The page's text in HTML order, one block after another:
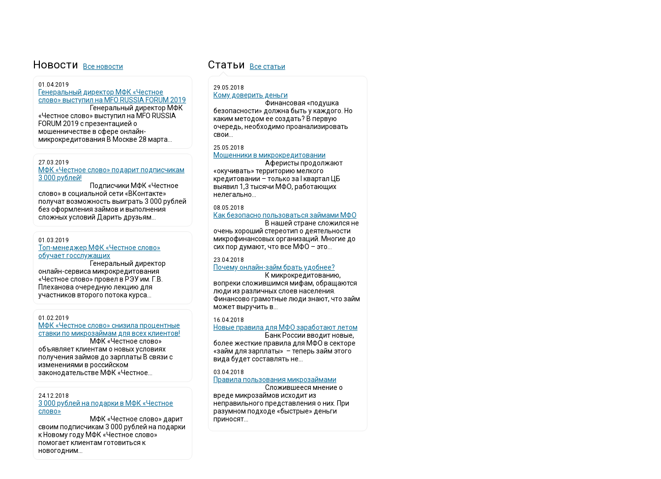
Новости Все новости
01.04.2019
Генеральный директор МФК «Честное
слово» выступил на MFO RUSSIA FORUM 2019
Генеральный директор МФК
«Честное слово» выступил на MFO RUSSIA
FORUM 2019 с презентацией о
мошенничестве в сфере онлайн-
микрокредитования В Москве 28 марта...
27.03.2019
МФК «Честное слово» подарит подписчикам
3 000 рублей!
Подписчики МФК «Честное
слово» в социальной сети «ВКонтакте»
получат возможность выиграть 3 000 рублей
без оформления займов и выполнения
сложных условий Дарить друзьям...
01.03.2019
Топ-менеджер МФК «Честное слово»
обучает госслужащих
Генеральный директор
онлайн-сервиса микрокредитования
«Честное слово» провел в РЭУ им. Г.В.
Плеханова очередную лекцию для
участников второго потока курса...
01.02.2019
МФК «Честное слово» снизила процентные
ставки по микрозаймам для всех клиентов!
МФК «Честное слово»
объявляет клиентам о новых условиях
получения займов до зарплаты В связи с
изменениями в российском
законодательстве МФК «Честное...
24.12.2018
3 000 рублей на подарки в МФК «Честное
слово»
МФК «Честное слово» дарит
своим подписчикам 3 000 рублей на подарки
к Новому году МФК «Честное слово»
помогает клиентам готовиться к
новогодним...
Статьи Все статьи
29.05.2018
Кому доверить деньги
Финансовая «подушка
безопасности» должна быть у каждого. Но
каким методом ее создать? В первую
очередь, необходимо проанализировать
свои...
25.05.2018
Мошенники в микрокредитовании
Аферисты продолжают
«окучивать» территорию мелкого
кредитовании – только за I квартал ЦБ
выявил 1,3 тысячи МФО, работающих
нелегально...
08.05.2018
Как безопасно пользоваться займами МФО
В нашей стране сложился не
очень хороший стереотип о деятельности
микрофинансовых организаций. Многие до
сих пор думают, что все МФО – это...
23.04.2018
Почему онлайн-займ брать удобнее?
К микрокредитованию,
вопреки сложившимся мифам, обращаются
люди из различных слоев населения.
Финансово грамотные люди знают, что займ
может выручить в...
16.04.2018
Новые правила для МФО заработают летом
Банк России вводит новые,
более жесткие правила для МФО в секторе
«займ для зарплаты» – теперь займ этого
вида будет составлять не...
03.04.2018
​Правила пользования микрозаймами
Сложившееся мнение о
вреде микрозаймов исходит из
неправильного представления о них. При
разумном подходе «быстрые» деньги
приносят...